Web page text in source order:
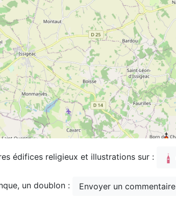
édifices religieux et illustrations sur :
un doublon : Envoyer un commentaire